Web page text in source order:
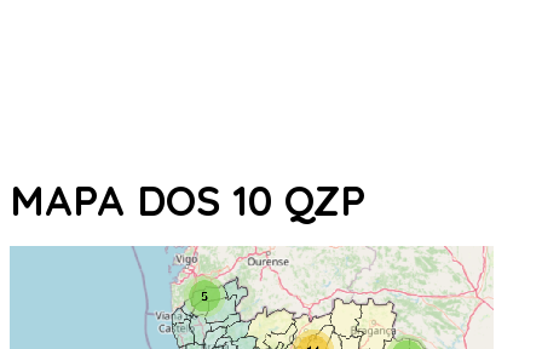
MAPA DOS 10 QZP